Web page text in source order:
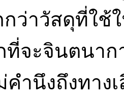
กว่าวัสดุที่ใช้
ที่จะจินตนา
ำนึงถึงทาง